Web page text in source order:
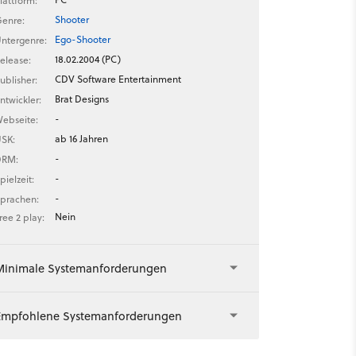
Shooter
Ego-Shooter
18.02.2004 (PC)
CDV Software Entertainment
Brat Designs
-
ab 16 Jahren
-
-
-
2 play:
Nein
Systemanforderungen
Systemanforderungen